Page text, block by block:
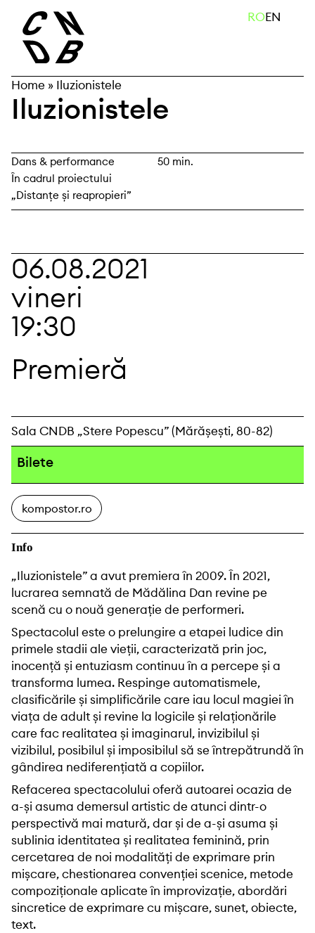
content
caută ROEN
Home » Iluzionistele
Iluzionistele
Dans & performance
În cadrul proiectului
„Distanțe și reapropieri”
50 min.
06.08.2021
vineri
19:30
Premieră
Sala CNDB „Stere Popescu” (Mărășești, 80-82)
Bilete
kompostor.ro
Info
„Iluzionistele” a avut premiera în 2009. În 2021,
lucrarea semnată de Mădălina Dan revine pe
scenă cu o nouă generație de performeri.
Spectacolul este o prelungire a etapei ludice din
primele stadii ale vieții, caracterizată prin joc,
inocență și entuziasm continuu în a percepe și a
transforma lumea. Respinge automatismele,
clasificările și simplificările care iau locul magiei în
viața de adult și revine la logicile și relaționările
care fac realitatea și imaginarul, invizibilul și
vizibilul, posibilul și imposibilul să se întrepătrundă în
gândirea nediferențiată a copiilor.
Refacerea spectacolului oferă autoarei ocazia de
a-și asuma demersul artistic de atunci dintr-o
perspectivă mai matură, dar și de a-și asuma și
sublinia identitatea și realitatea feminină, prin
cercetarea de noi modalități de exprimare prin
mișcare, chestionarea convenției scenice, metode
compoziționale aplicate în improvizație, abordări
sincretice de exprimare cu mișcare, sunet, obiecte,
text.